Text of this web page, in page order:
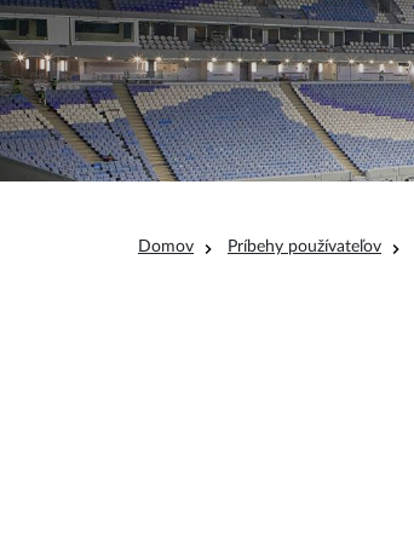
Omrvinka
Domov Príbehy používateľov